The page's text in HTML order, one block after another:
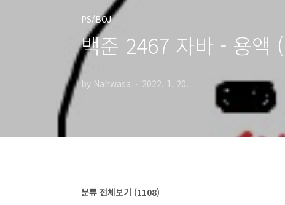
PS/BOJ
백준 2467 자바 - 용액
by Nahwasa 2022. 1. 20.
분류 전체보기 (1108)